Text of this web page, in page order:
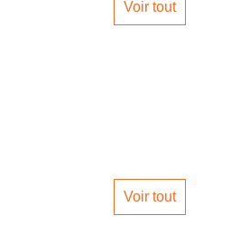
Voir tout
Voir tout